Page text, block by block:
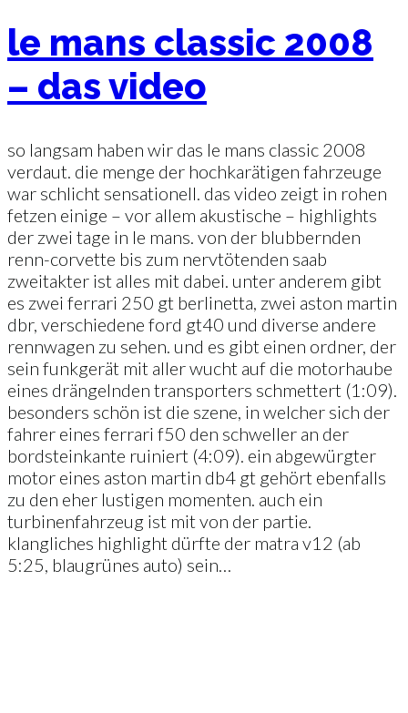
le mans classic 2008
– das video
so langsam haben wir das le mans classic 2008
verdaut. die menge der hochkarätigen fahrzeuge
war schlicht sensationell. das video zeigt in rohen
fetzen einige – vor allem akustische – highlights
der zwei tage in le mans. von der blubbernden
renn-corvette bis zum nervtötenden saab
zweitakter ist alles mit dabei. unter anderem gibt
es zwei ferrari 250 gt berlinetta, zwei aston martin
dbr, verschiedene ford gt40 und diverse andere
rennwagen zu sehen. und es gibt einen ordner, der
sein funkgerät mit aller wucht auf die motorhaube
eines drängelnden transporters schmettert (1:09).
besonders schön ist die szene, in welcher sich der
fahrer eines ferrari f50 den schweller an der
bordsteinkante ruiniert (4:09). ein abgewürgter
motor eines aston martin db4 gt gehört ebenfalls
zu den eher lustigen momenten. auch ein
turbinenfahrzeug ist mit von der partie.
klangliches highlight dürfte der matra v12 (ab
5:25, blaugrünes auto) sein…